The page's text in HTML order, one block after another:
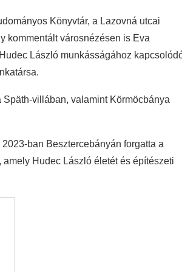
Könyvtár, a Lazovná utcai
kommentált városnézésen is Eva
László munkásságához
villában, valamint Körmöcbánya
ban Besztercebányán forgatta a
Hudec László életét és építészeti